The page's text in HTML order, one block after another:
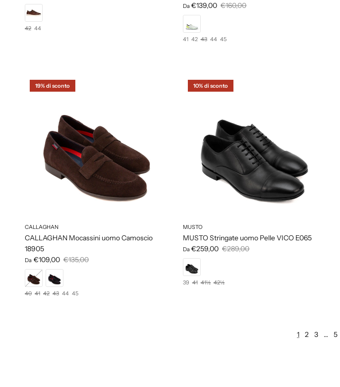
42 44
Da €139,00 €160,00
41 42 43 44 45
19% di sconto
CALLAGHAN
CALLAGHAN Mocassini uomo Camoscio
18905
Da €109,00 €135,00
40 41 42 43 44 45
10% di sconto
MUSTO
MUSTO Stringate uomo Pelle VICO E065
Da €259,00 €289,00
39 41 41½ 42½
1 2 3 … 5